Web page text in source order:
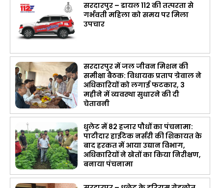
सरदारपुर – डायल 112 की तत्परता से
गर्भवती महिला को समय पर मिला
उपचार
सरदारपुर में जल जीवन मिशन की
समीक्षा बैठक: विधायक प्रताप ग्रेवाल ने
अधिकारियों को लगाई फटकार, 3
महीने में व्यवस्था सुधारने की दी
चेतावनी
धुलेट में 82 हजार पौधों का पंचनामा:
पाटीदार हाईटेक नर्सरी की शिकायत के
बाद हरकत में आया उद्यान विभाग,
अधिकारियों ने खेतों का किया निरीक्षण,
बनाया पंचनामा